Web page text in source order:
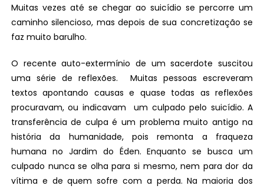
Muitas vezes até se chegar ao suicídio se percorre um
caminho silencioso, mas depois de sua concretização se
faz muito barulho.
O recente auto-extermínio de um sacerdote suscitou
uma série de reflexões. Muitas pessoas escreveram
textos apontando causas e quase todas as reflexões
procuravam, ou indicavam um culpado pelo suicídio. A
transferência de culpa é um problema muito antigo na
história da humanidade, pois remonta a fraqueza
humana no Jardim do Éden. Enquanto se busca um
culpado nunca se olha para si mesmo, nem para dor da
vítima e de quem sofre com a perda. Na maioria dos